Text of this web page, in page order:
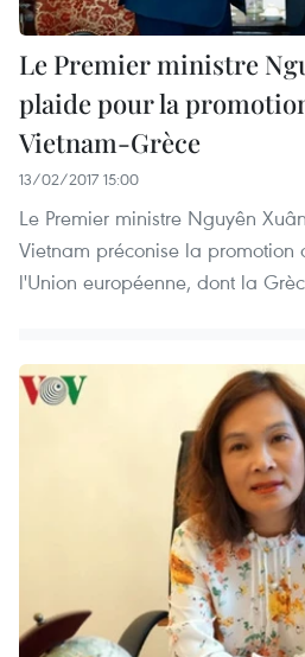
Le Premier ministre
plaide pour la
Vietnam-Grèce
13/02/2017 15:00
Le Premier ministre Nguyên
Vietnam préconise la promotion
l'Union européenne, dont la